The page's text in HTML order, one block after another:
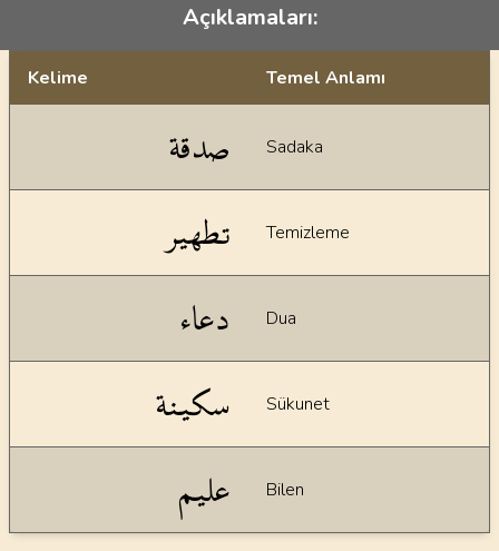
Açıklamaları:
Kelime Temel Anlamı
صدقة Sadaka
تطهير Temizleme
دعاء Dua
سكينة Sükunet
عليم Bilen